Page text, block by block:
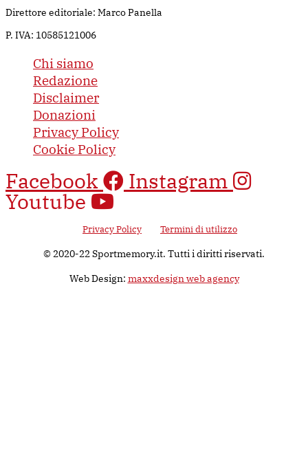
Direttore editoriale: Marco Panella
P. IVA: 10585121006
Chi siamo
Redazione
Disclaimer
Donazioni
Privacy Policy
Cookie Policy
Facebook Instagram
Youtube
Privacy Policy Termini di utilizzo
© 2020-22 Sportmemory.it. Tutti i diritti riservati.
Web Design: maxxdesign web agency